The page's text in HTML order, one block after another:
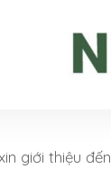
giới thiệu